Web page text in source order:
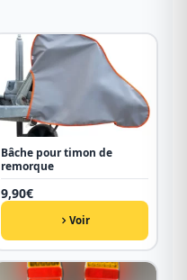
Bâche pour timon de
remorque
9,90€
Voir